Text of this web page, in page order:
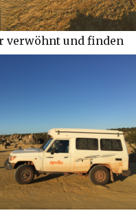
verwöhnt und finden